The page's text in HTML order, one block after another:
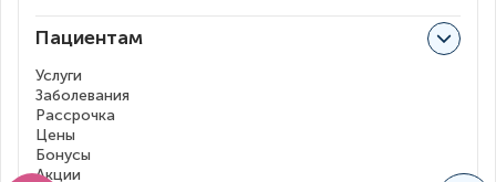
Пациентам
Услуги
Заболевания
Рассрочка
Цены
Бонусы
Акции